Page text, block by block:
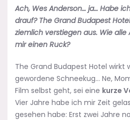
Ach, Wes Anderson… ja… Habe
drauf? The Grand Budapest
ziemlich verstiegen aus. Wie alle
mir einen Ruck?
The Grand Budapest Hotel wirkt
gewordene Schneekug… Ne,
Film selbst geht, sei eine kurze
Vier Jahre habe ich mir Zeit
gesehen habe: Erst zwei Jahre